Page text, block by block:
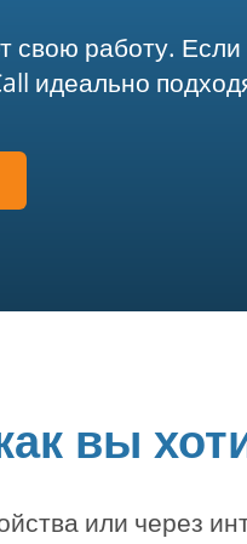
свою работу.
идеально
вы
или через